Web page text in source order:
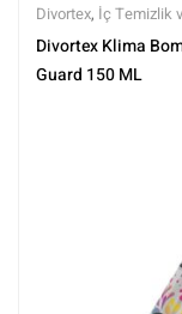
Divortex, İç Temizlik
Markalar, Tüm
Divortex Klima
Guard 150 ML